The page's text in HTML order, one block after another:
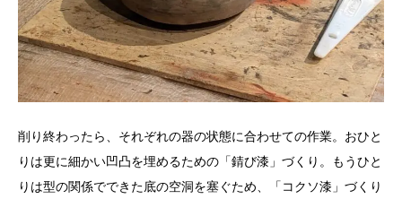
削り終わったら、それぞれの器の状態に合わせての作業。おひと
りは更に細かい凹凸を埋めるための「錆び漆」づくり。もうひと
りは型の関係でできた底の空洞を塞ぐため、「コクソ漆」づくり